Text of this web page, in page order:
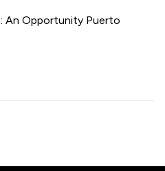
An Opportunity Puerto